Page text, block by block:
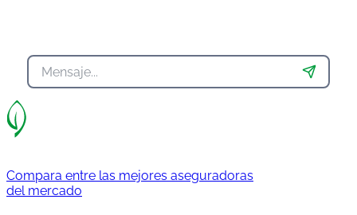
Compara entre las mejores aseguradoras
del mercado